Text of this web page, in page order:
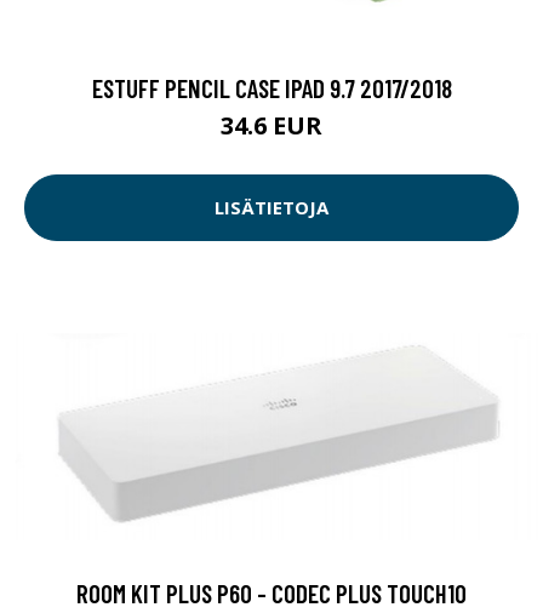
ESTUFF PENCIL CASE IPAD 9.7 2017/2018
34.6 EUR
LISÄTIETOJA
ROOM KIT PLUS P60 - CODEC PLUS TOUCH10